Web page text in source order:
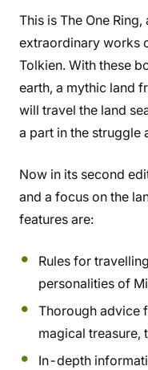
This is The One
extraordinary works
Tolkien. With these
earth, a mythic land
will travel the land
a part in the struggle
Now in its second
and a focus on the
features are:
Rules for
personalities of
Thorough advice
magical treasure,
In-depth